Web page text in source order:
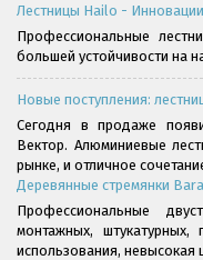
Лестницы Hailo -
Профессиональные
большей устойчивости на
Новые поступления:
Сегодня в продаже
Вектор. Алюминиевые
рынке, и отличное
Деревянные стремянки
Профессиональные
монтажных, штукатурных,
использования, невысокая